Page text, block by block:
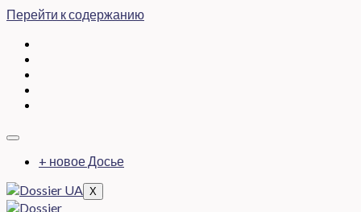
Перейти к содержанию
+ новое Досье
X